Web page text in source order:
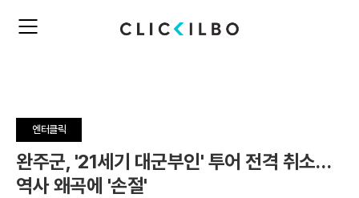
주
뉴
펼
치
기
엔터클릭
완주군, '21세기 대군부인' 투어 전격 취소…
역사 왜곡에 '손절'